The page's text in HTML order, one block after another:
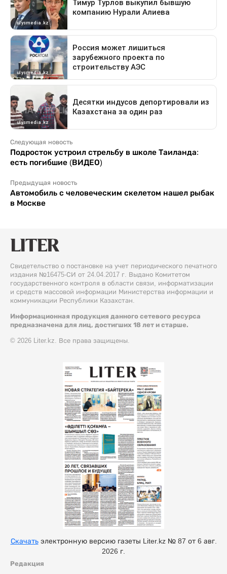
Следующая новость
Подросток устроил стрельбу в школе Таиланда:
есть погибшие (ВИДЕО)
Предыдущая новость
Автомобиль с человеческим скелетом нашел рыбак
в Москве
Свидетельство о постановке на учет периодического печатного
издания №16475-СИ от 24.04.2017 г. Выдано Комитетом
государственного контроля в области связи, информатизации
и средств массовой информации Министерства информации и
коммуникации Республики Казахстан.
Информационная продукция данного сетевого ресурса
предназначена для лиц, достигших 18 лет и старше.
© 2026 Liter.kz. Все права защищены.
Редакция
Скачатьэлектронную версию газеты Liter.kz № 87 от 6 авг.
2026 г.